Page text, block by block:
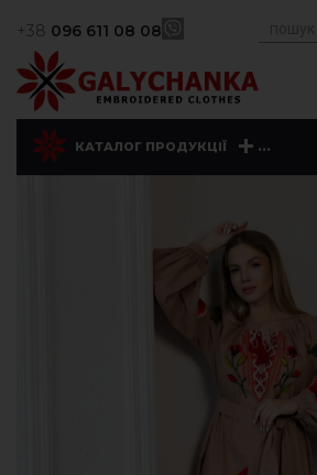
+38 096 611 08 08
КАТАЛОГ ПРОДУКЦІЇ ...